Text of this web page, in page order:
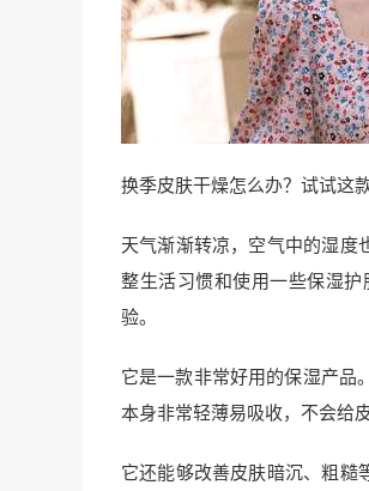
换季皮肤干燥怎么办？试试这
天气渐渐转凉，空气中的湿度
整生活习惯和使用一些保湿
验。
它是一款非常好用的保湿产品
本身非常轻薄易吸收，不会给
它还能够改善皮肤暗沉、粗糙